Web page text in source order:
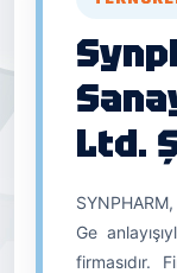
Ltd.
Ge
firmasıdır.